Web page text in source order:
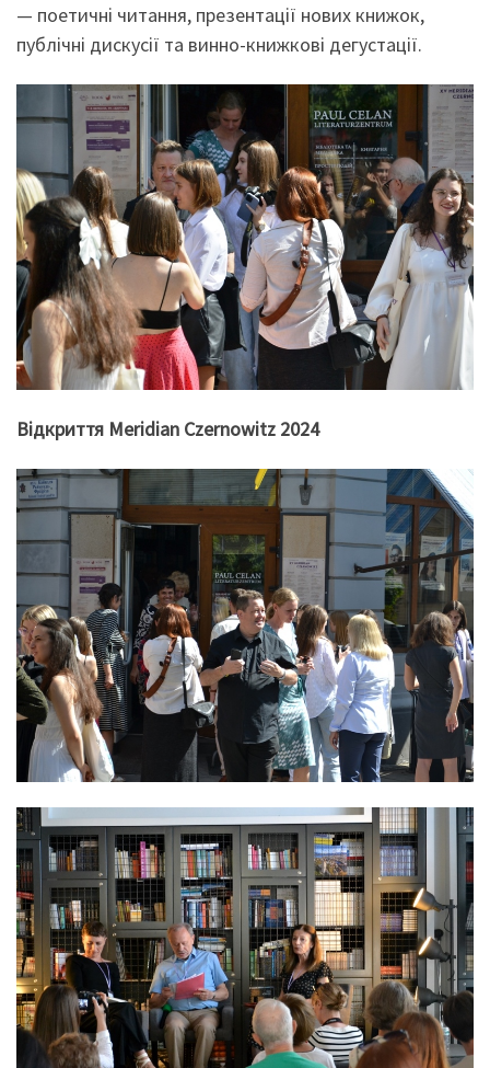
— поетичні читання, презентації нових книжок,
публічні дискусії та винно-книжкові дегустації.
Відкриття Meridian Czernowitz 2024